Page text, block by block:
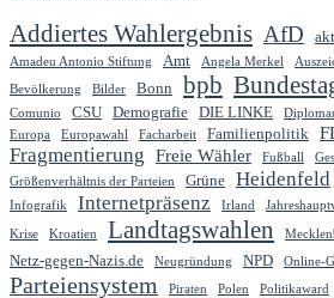
Addiertes Wahlergebnis AfD
Amadeu Antonio Stiftung
Amt Angela Merkel
Bevölkerung Bilder Bonn bpb
Comunio
CSU Demografie DIE LINKE
Europa
Europawahl Facharbeit Familienpolitik
Fragmentierung Freie Wähler Fußball
Größenverhältnis der Parteien
Grüne Heidenfeld
Infografik
Internetpräsenz Irland
Krise Kroatien Landtagswahlen
Netz-gegen-Nazis.de Neugründung NPD Online-
Parteiensystem Piraten Polen Politikaward